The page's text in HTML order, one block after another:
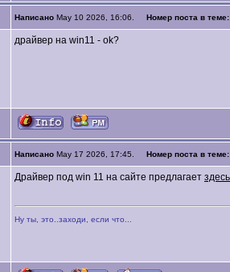
Написано May 10 2026, 16:06. Номер поста в
драйвер на win11 - ok?
Написано May 17 2026, 17:45. Номер поста в
Драйвер под win 11 на сайте предлагает здесь
Ну ты, это..заходи, если что...